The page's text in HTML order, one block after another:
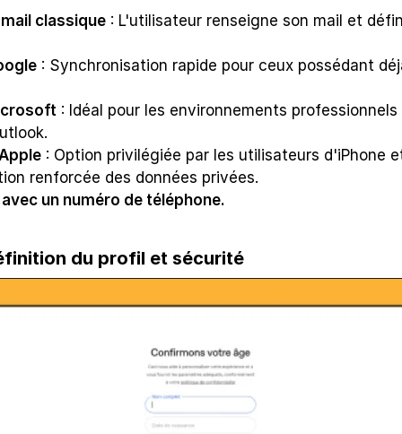
classique : L'utilisateur renseigne son mail et
: Synchronisation rapide pour ceux possédant
: Idéal pour les environnements
: Option privilégiée par les utilisateurs d'iPhone
renforcée des données privées.
un numéro de téléphone.
du profil et sécurité